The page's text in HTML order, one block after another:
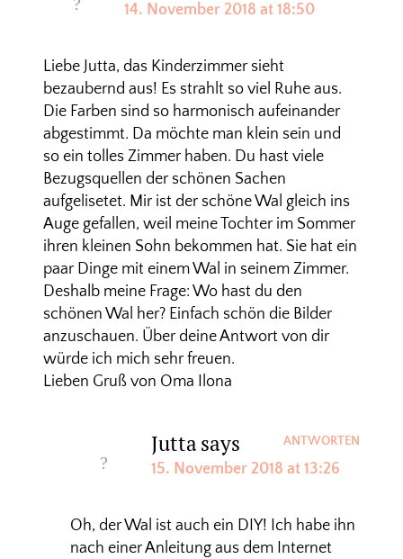
14. November 2018 at 18:50
Liebe Jutta, das Kinderzimmer sieht
bezaubernd aus! Es strahlt so viel Ruhe aus.
Die Farben sind so harmonisch aufeinander
abgestimmt. Da möchte man klein sein und
so ein tolles Zimmer haben. Du hast viele
Bezugsquellen der schönen Sachen
aufgelisetet. Mir ist der schöne Wal gleich ins
Auge gefallen, weil meine Tochter im Sommer
ihren kleinen Sohn bekommen hat. Sie hat ein
paar Dinge mit einem Wal in seinem Zimmer.
Deshalb meine Frage: Wo hast du den
schönen Wal her? Einfach schön die Bilder
anzuschauen. Über deine Antwort von dir
würde ich mich sehr freuen.
Lieben Gruß von Oma Ilona
Juttasays
15. November 2018 at 13:26
Oh, der Wal ist auch ein DIY! Ich habe ihn
nach einer Anleitung aus dem Internet
ANTWORTEN